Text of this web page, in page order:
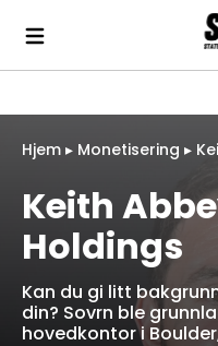
Hjem ▸ Monetisering ▸
Keith
Holdings
Kan du gi litt
din? Sovrn ble
hovedkontor i